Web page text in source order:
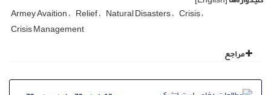
Armey Avaition Relief Natural Disasters Crisis
Crisis Management
مراجع